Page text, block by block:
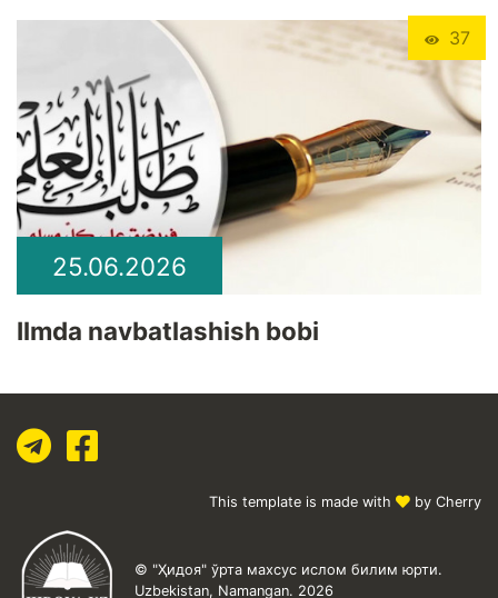
37
25.06.2026
Ilmda navbatlashish bobi
This template is made with by Cherry
© "Ҳидоя" ўрта махсус ислом билим юрти.
Uzbekistan, Namangan. 2026